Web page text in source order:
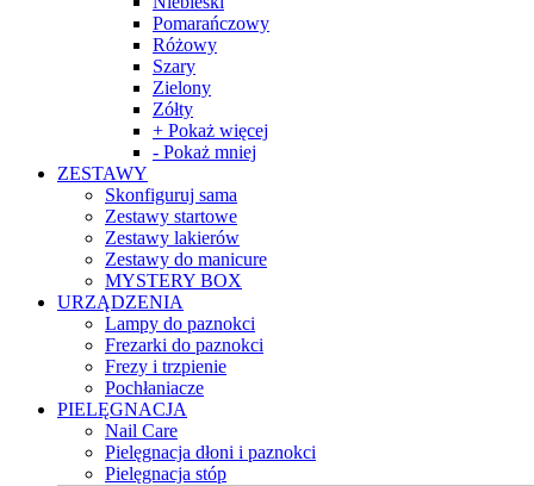
Pomarańczowy
Różowy
Szary
Zielony
Zółty
+ Pokaż więcej
- Pokaż mniej
ZESTAWY
Skonfiguruj sama
Zestawy startowe
Zestawy lakierów
Zestawy do manicure
MYSTERY BOX
URZĄDZENIA
Lampy do paznokci
Frezarki do paznokci
Frezy i trzpienie
Pochłaniacze
PIELĘGNACJA
Nail Care
Pielęgnacja dłoni i paznokci
Pielęgnacja stóp